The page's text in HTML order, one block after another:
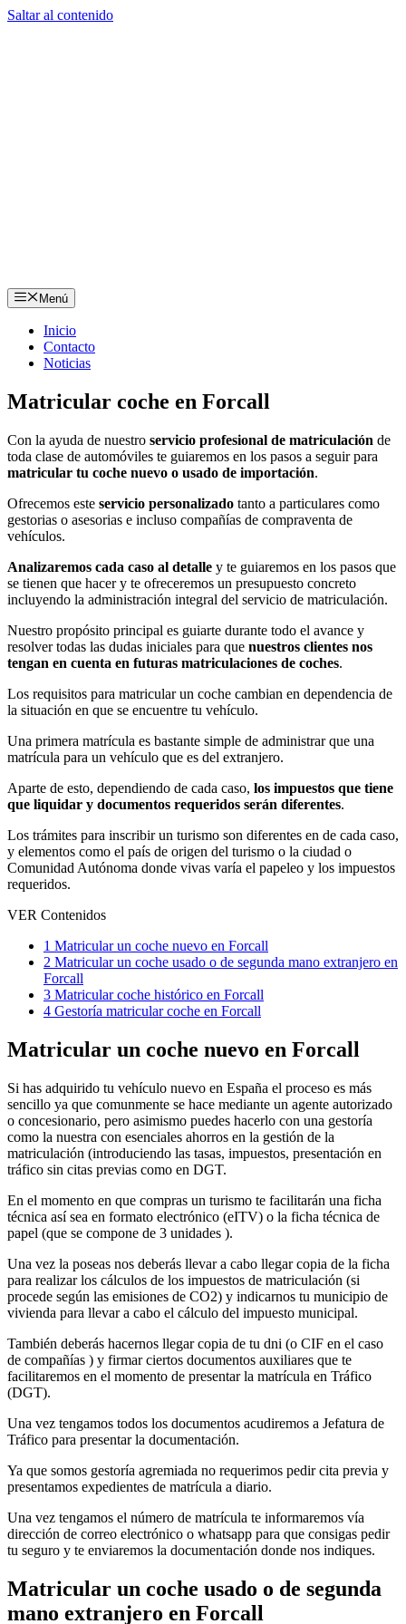
Saltar al contenido
Menú
Inicio
Contacto
Noticias
Matricular coche en Forcall
Con la ayuda de nuestro servicio profesional de matriculación de
toda clase de automóviles te guiaremos en los pasos a seguir para
matricular tu coche nuevo o usado de importación.
Ofrecemos este servicio personalizado tanto a particulares como
gestorias o asesorias e incluso compañías de compraventa de
vehículos.
Analizaremos cada caso al detalle y te guiaremos en los pasos que
se tienen que hacer y te ofreceremos un presupuesto concreto
incluyendo la administración integral del servicio de matriculación.
Nuestro propósito principal es guiarte durante todo el avance y
resolver todas las dudas iniciales para que nuestros clientes nos
tengan en cuenta en futuras matriculaciones de coches.
Los requisitos para matricular un coche cambian en dependencia de
la situación en que se encuentre tu vehículo.
Una primera matrícula es bastante simple de administrar que una
matrícula para un vehículo que es del extranjero.
Aparte de esto, dependiendo de cada caso, los impuestos que tiene
que liquidar y documentos requeridos serán diferentes.
Los trámites para inscribir un turismo son diferentes en de cada caso,
y elementos como el país de origen del turismo o la ciudad o
Comunidad Autónoma donde vivas varía el papeleo y los impuestos
requeridos.
VER Contenidos
1 Matricular un coche nuevo en Forcall
2 Matricular un coche usado o de segunda mano extranjero en
Forcall
3 Matricular coche histórico en Forcall
4 Gestoría matricular coche en Forcall
Matricular un coche nuevo en Forcall
Si has adquirido tu vehículo nuevo en España el proceso es más
sencillo ya que comunmente se hace mediante un agente autorizado
o concesionario, pero asimismo puedes hacerlo con una gestoría
como la nuestra con esenciales ahorros en la gestión de la
matriculación (introduciendo las tasas, impuestos, presentación en
tráfico sin citas previas como en DGT.
En el momento en que compras un turismo te facilitarán una ficha
técnica así sea en formato electrónico (eITV) o la ficha técnica de
papel (que se compone de 3 unidades ).
Una vez la poseas nos deberás llevar a cabo llegar copia de la ficha
para realizar los cálculos de los impuestos de matriculación (si
procede según las emisiones de CO2) y indicarnos tu municipio de
vivienda para llevar a cabo el cálculo del impuesto municipal.
También deberás hacernos llegar copia de tu dni (o CIF en el caso
de compañías ) y firmar ciertos documentos auxiliares que te
facilitaremos en el momento de presentar la matrícula en Tráfico
(DGT).
Una vez tengamos todos los documentos acudiremos a Jefatura de
Tráfico para presentar la documentación.
Ya que somos gestoría agremiada no requerimos pedir cita previa y
presentamos expedientes de matrícula a diario.
Una vez tengamos el número de matrícula te informaremos vía
dirección de correo electrónico o whatsapp para que consigas pedir
tu seguro y te enviaremos la documentación donde nos indiques.
Matricular un coche usado o de segunda
mano extranjero en Forcall